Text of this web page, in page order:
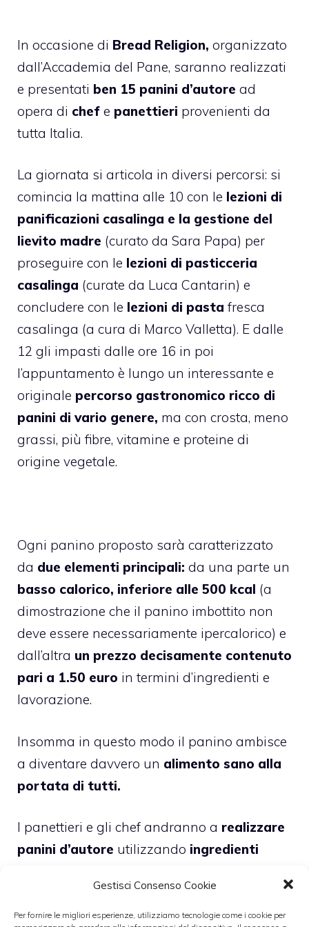
Gestisci Consenso Cookie
Per fornire le migliori esperienze, utilizziamo tecnologie come i cookie per
In occasione di Bread Religion, organizzato
dall’Accademia del Pane, saranno realizzati
e presentati ben 15 panini d’autore ad
opera di chef e panettieri provenienti da
tutta Italia.
La giornata si articola in diversi percorsi: si
comincia la mattina alle 10 con le lezioni di
panificazioni casalinga e la gestione del
lievito madre (curato da Sara Papa) per
proseguire con le lezioni di pasticceria
casalinga (curate da Luca Cantarin) e
concludere con le lezioni di pasta fresca
casalinga (a cura di Marco Valletta). E dalle
12 gli impasti dalle ore 16 in poi
l’appuntamento è lungo un interessante e
originale percorso gastronomico ricco di
panini di vario genere, ma con crosta, meno
grassi, più fibre, vitamine e proteine di
origine vegetale.
Ogni panino proposto sarà caratterizzato
da due elementi principali: da una parte un
basso calorico, inferiore alle 500 kcal (a
dimostrazione che il panino imbottito non
deve essere necessariamente ipercalorico) e
dall’altra un prezzo decisamente contenuto
pari a 1.50 euro in termini d’ingredienti e
lavorazione.
Insomma in questo modo il panino ambisce
a diventare davvero un alimento sano alla
portata di tutti.
I panettieri e gli chef andranno a realizzare
panini d’autore utilizzando ingredienti